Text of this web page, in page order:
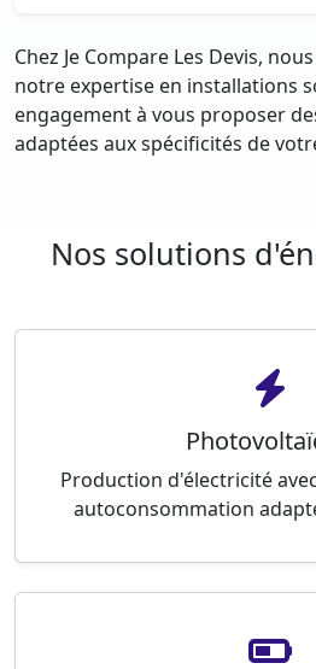
Chez Je Compare Les Devis,
notre expertise en installations
engagement à vous proposer
adaptées aux spécificités de
Nos solutions
Production d'électricité
autoconsommation